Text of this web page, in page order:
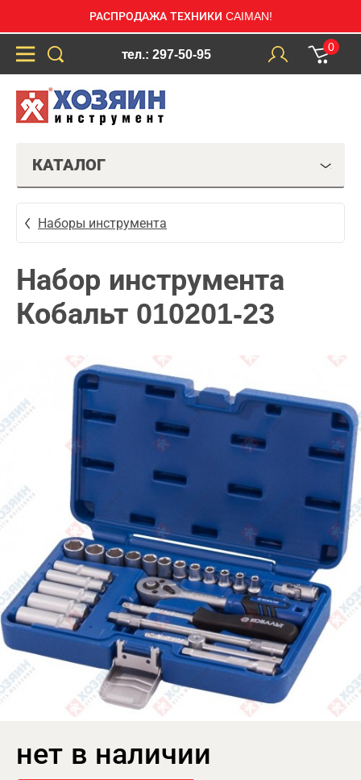
РАСПРОДАЖА ТЕХНИКИ CAIMAN!
тел.: 297-50-95
0
КАТАЛОГ
Наборы инструмента
Набор инструмента
Кобальт 010201-23
нет в наличии